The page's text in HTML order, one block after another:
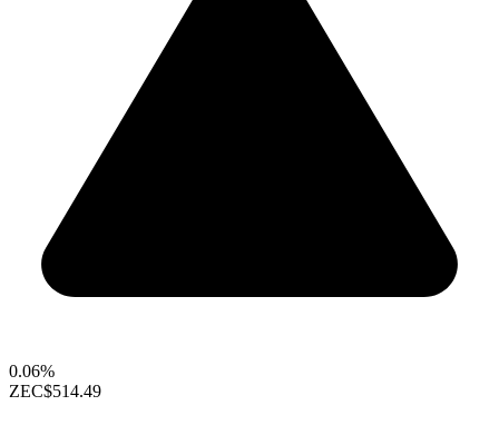
0.06%
ZEC$514.49